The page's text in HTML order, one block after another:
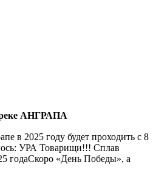
АНГРАПА
в 2025 году будет проходить с 8
УРА Товарищи!!! Сплав
годаСкоро «День Победы», а